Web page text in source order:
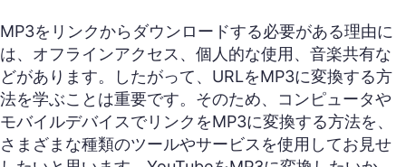
MP3をリンクからダウンロードする必要がある理由に
は、オフラインアクセス、個人的な使用、音楽共有な
どがあります。したがって、URLをMP3に変換する方
法を学ぶことは重要です。そのため、コンピュータや
モバイルデバイスでリンクをMP3に変換する方法を、
さまざまな種類のツールやサービスを使用してお見せ